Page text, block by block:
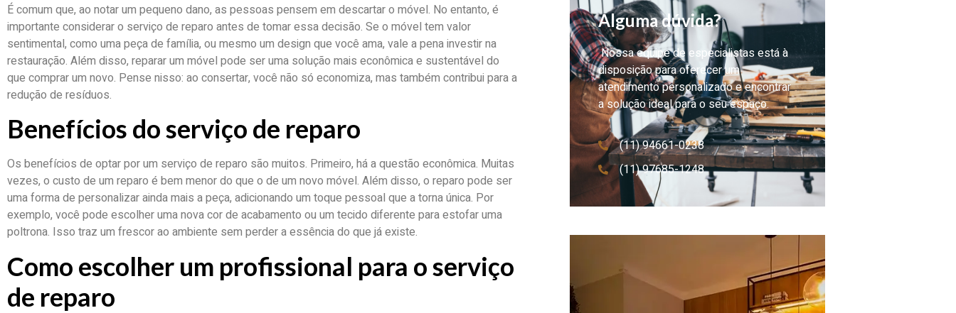
É comum que, ao notar um pequeno dano, as pessoas pensem em descartar o móvel. No entanto, é
importante considerar o serviço de reparo antes de tomar essa decisão. Se o móvel tem valor
sentimental, como uma peça de família, ou mesmo um design que você ama, vale a pena investir na
restauração. Além disso, reparar um móvel pode ser uma solução mais econômica e sustentável do
que comprar um novo. Pense nisso: ao consertar, você não só economiza, mas também contribui para a
redução de resíduos.
Benefícios do serviço de reparo
Os benefícios de optar por um serviço de reparo são muitos. Primeiro, há a questão econômica. Muitas
vezes, o custo de um reparo é bem menor do que o de um novo móvel. Além disso, o reparo pode ser
uma forma de personalizar ainda mais a peça, adicionando um toque pessoal que a torna única. Por
exemplo, você pode escolher uma nova cor de acabamento ou um tecido diferente para estofar uma
poltrona. Isso traz um frescor ao ambiente sem perder a essência do que já existe.
Como escolher um profissional para o serviço
de reparo
Alguma dúvida?
Nossa equipe de especialistas está à
disposição para oferecer um
atendimento personalizado e encontrar
a solução ideal para o seu espaço.
(11) 94661-0238
(11) 97685-1248